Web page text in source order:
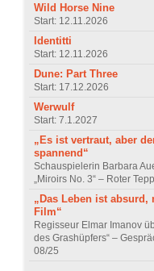
Wild Horse Nine
Start: 12.11.2026
Identitti
Start: 12.11.2026
Dune: Part Three
Start: 17.12.2026
Werwulf
Start: 7.1.2027
„Es ist vertraut, aber
spannend“
Schauspielerin Barbara
„Miroirs No. 3“ – Roter
„Das Leben ist absurd,
Film“
Regisseur Elmar Imanov
des Grashüpfers“ –
08/25